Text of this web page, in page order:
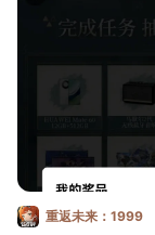
重返未来：1999